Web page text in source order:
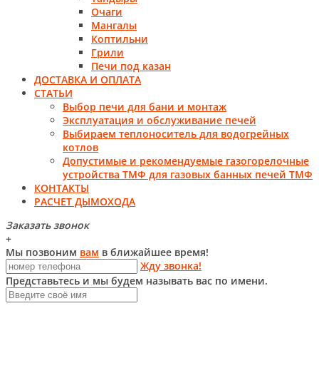
Очаги
Мангалы
Коптильни
Грили
Печи под казан
ДОСТАВКА И ОПЛАТА
СТАТЬИ
Выбор печи для бани и монтаж
Эксплуатация и обслуживание печей
Выбираем теплоноситель для водогрейных
котлов
Допустимые и рекомендуемые газогорелочные
устройства ТМФ для газовых банных печей ТМФ
КОНТАКТЫ
РАСЧЕТ ДЫМОХОДА
Заказать звонок
+
Мы позвоним вам в ближайшее время!
Жду звонка!
Представьтесь и мы будем называть вас по имени.